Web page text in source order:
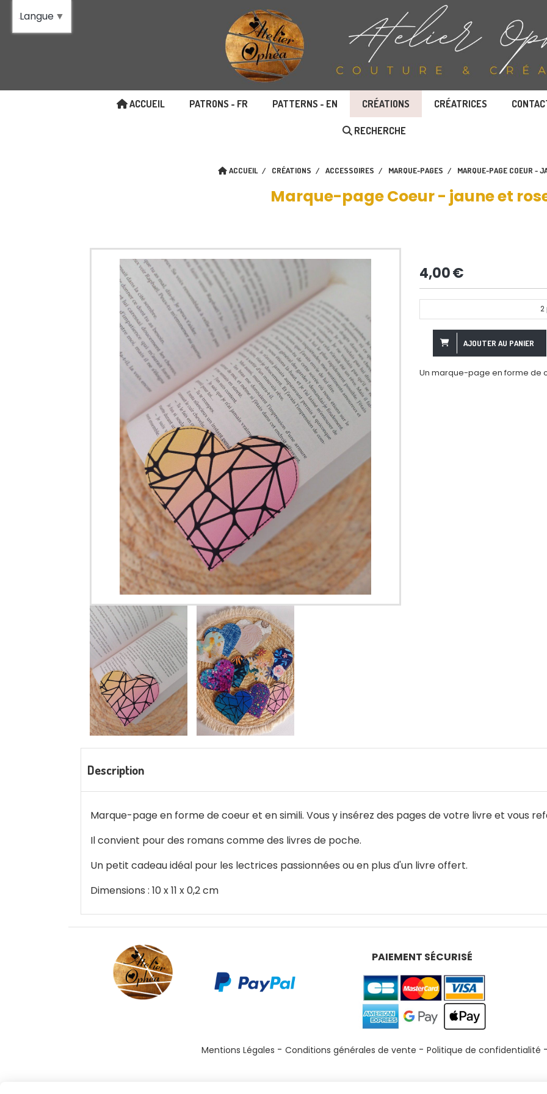
ACCUEIL PATRONS - FR PATTERNS - EN CRÉATIONS CRÉATRICES
RECHERCHE
ACCUEIL CRÉATIONS ACCESSOIRES MARQUE-PAGES MARQUE-PAGE COEUR -
Marque-page Coeur - jaune et
4,00€
2
AJOUTER AU PANIER
Un marque-page en forme de
Description
Marque-page en forme de coeur et en simili. Vous y insérez des pages de votre livre et vous
Il convient pour des romans comme des livres de poche.
Un petit cadeau idéal pour les lectrices passionnées ou en plus d'un livre offert.
Dimensions : 10 x 11 x 0,2 cm
PAIEMENT SÉCURISÉ
Mentions Légales Conditions générales de vente Politique de confidentialité
Langue ▼